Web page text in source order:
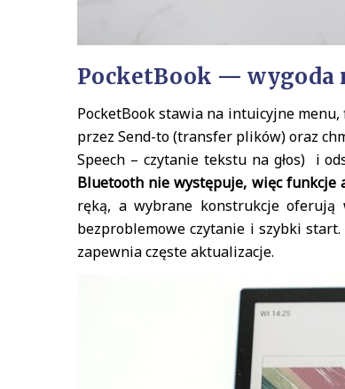
PocketBook — wygoda
PocketBook stawia na intuicyjne
przez Send-to (transfer plików) oraz
Speech – czytanie tekstu na głos) i
Bluetooth nie występuje, więc funkcje
ręką, a wybrane konstrukcje oferują
bezproblemowe czytanie i szybki
zapewnia częste aktualizacje.